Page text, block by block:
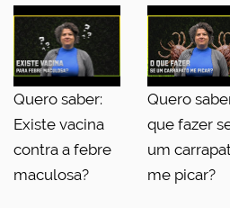
Quero saber:
Existe vacina
contra a febre
maculosa?
Quero
que fazer
um
me picar?